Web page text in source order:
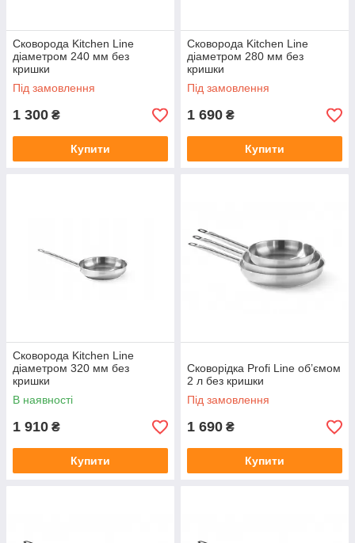
Сковорода Kitchen Line
діаметром 240 мм без
кришки
Під замовлення
1 300 ₴
Купити
Сковорода Kitchen Line
діаметром 280 мм без
кришки
Під замовлення
1 690 ₴
Купити
Сковорода Kitchen Line
діаметром 320 мм без
кришки
В наявності
1 910 ₴
Купити
Сковорідка Profi Line об’ємом
2 л без кришки
Під замовлення
1 690 ₴
Купити